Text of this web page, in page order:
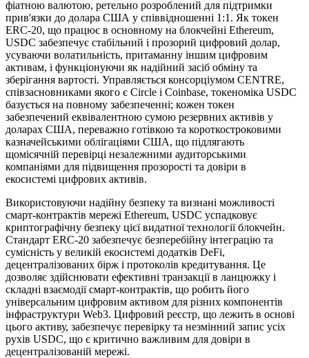
фіатною валютою, ретельно розроблений для підтримки
прив'язки до долара США у співвідношенні 1:1. Як токен
ERC-20, що працює в основному на блокчейні Ethereum,
USDC забезпечує стабільний і прозорий цифровий долар,
усуваючи волатильність, притаманну іншим цифровим
активам, і функціонуючи як надійний засіб обміну та
зберігання вартості. Управляється консорціумом CENTRE,
співзасновниками якого є Circle і Coinbase, токеноміка USDC
базується на повному забезпеченні; кожен токен
забезпечений еквівалентною сумою резервних активів у
доларах США, переважно готівкою та короткостроковими
казначейськими облігаціями США, що підлягають
щомісячній перевірці незалежними аудиторськими
компаніями для підвищення прозорості та довіри в
екосистемі цифрових активів.
Використовуючи надійну безпеку та визнані можливості
смарт-контрактів мережі Ethereum, USDC успадковує
криптографічну безпеку цієї видатної технології блокчейн.
Стандарт ERC-20 забезпечує безперебійну інтеграцію та
сумісність у великій екосистемі додатків DeFi,
децентралізованих бірж і протоколів кредитування. Це
дозволяє здійснювати ефективні транзакції в ланцюжку і
складні взаємодії смарт-контрактів, що робить його
універсальним цифровим активом для різних компонентів
інфраструктури Web3. Цифровий реєстр, що лежить в основі
цього активу, забезпечує перевірку та незмінний запис усіх
рухів USDC, що є критично важливим для довіри в
децентралізованій мережі.